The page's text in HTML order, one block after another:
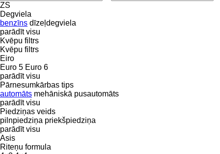
ZS
Degviela
benzīns dīzeļdegviela
parādīt visu
Kvēpu filtrs
Kvēpu filtrs
Eiro
Euro 5 Euro 6
parādīt visu
Pārnesumkārbas tips
automāts mehāniskā pusautomāts
parādīt visu
Piedziņas veids
pilnpiedziņa priekšpiedziņa
parādīt visu
Asis
Riteņu formula